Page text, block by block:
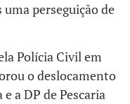
perseguição de
Polícia Civil em
o deslocamento
a DP de Pescaria